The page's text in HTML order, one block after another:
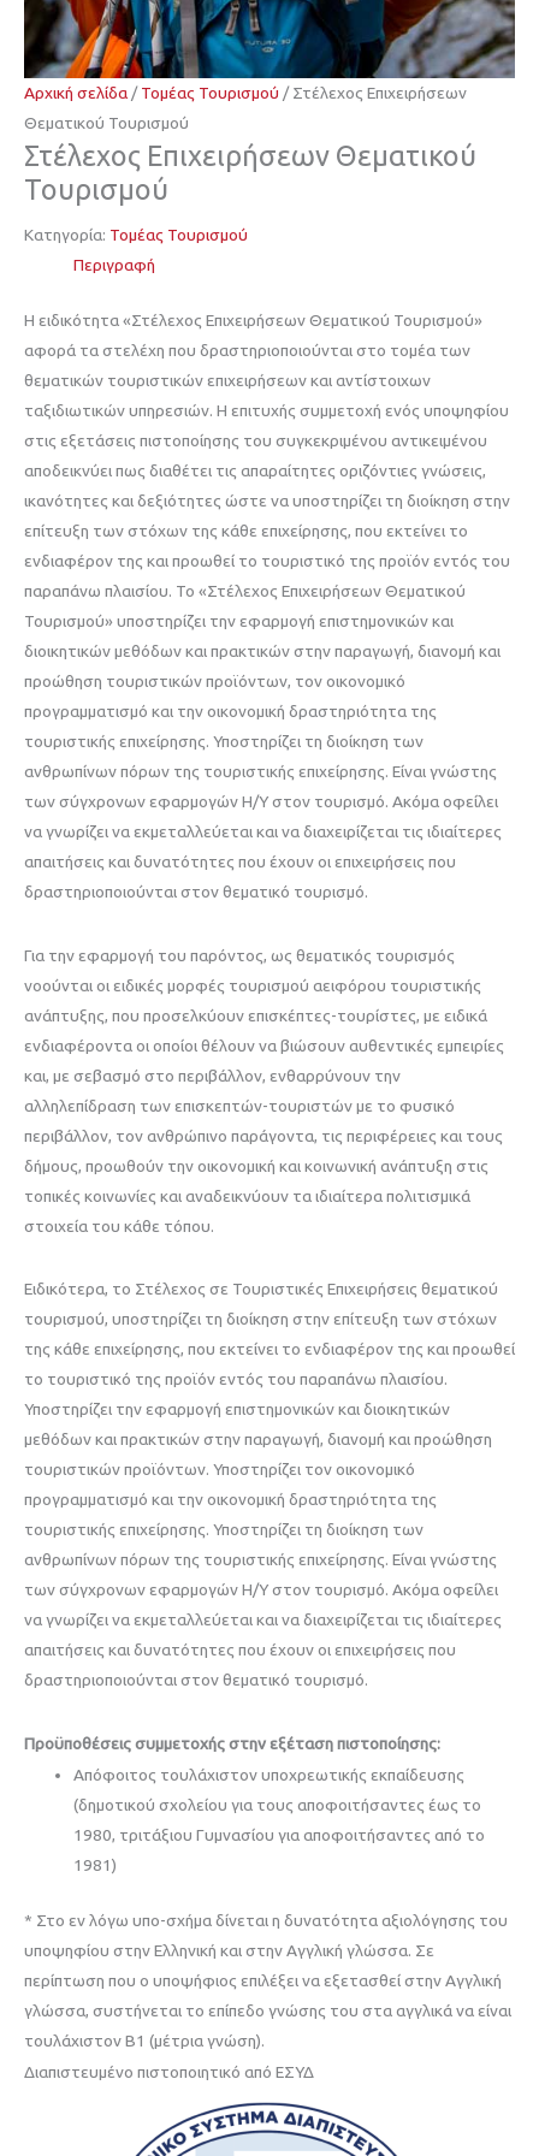
Αρχική σελίδα/Τομέας Τουρισμού / Στέλεχος Επιχειρήσεων
Θεματικού Τουρισμού
Στέλεχος Επιχειρήσεων Θεματικού
Τουρισμού
Κατηγορία: Τομέας Τουρισμού
Περιγραφή
Η ειδικότητα «Στέλεχος Επιχειρήσεων Θεματικού Τουρισμού»
αφορά τα στελέχη που δραστηριοποιούνται στο τομέα των
θεματικών τουριστικών επιχειρήσεων και αντίστοιχων
ταξιδιωτικών υπηρεσιών. Η επιτυχής συμμετοχή ενός υποψηφίου
στις εξετάσεις πιστοποίησης του συγκεκριμένου αντικειμένου
αποδεικνύει πως διαθέτει τις απαραίτητες οριζόντιες γνώσεις,
ικανότητες και δεξιότητες ώστε να υποστηρίζει τη διοίκηση στην
επίτευξη των στόχων της κάθε επιχείρησης, που εκτείνει το
ενδιαφέρον της και προωθεί το τουριστικό της προϊόν εντός του
παραπάνω πλαισίου. Το «Στέλεχος Επιχειρήσεων Θεματικού
Τουρισμού» υποστηρίζει την εφαρμογή επιστημονικών και
διοικητικών μεθόδων και πρακτικών στην παραγωγή, διανομή και
προώθηση τουριστικών προϊόντων, τον οικονομικό
προγραμματισμό και την οικονομική δραστηριότητα της
τουριστικής επιχείρησης. Υποστηρίζει τη διοίκηση των
ανθρωπίνων πόρων της τουριστικής επιχείρησης. Είναι γνώστης
των σύγχρονων εφαρμογών Η/Υ στον τουρισμό. Ακόμα οφείλει
να γνωρίζει να εκμεταλλεύεται και να διαχειρίζεται τις ιδιαίτερες
απαιτήσεις και δυνατότητες που έχουν οι επιχειρήσεις που
δραστηριοποιούνται στον θεματικό τουρισμό.
Για την εφαρμογή του παρόντος, ως θεματικός τουρισμός
νοούνται οι ειδικές μορφές τουρισμού αειφόρου τουριστικής
ανάπτυξης, που προσελκύουν επισκέπτες-τουρίστες, με ειδικά
ενδιαφέροντα οι οποίοι θέλουν να βιώσουν αυθεντικές εμπειρίες
και, με σεβασμό στο περιβάλλον, ενθαρρύνουν την
αλληλεπίδραση των επισκεπτών-τουριστών με το φυσικό
περιβάλλον, τον ανθρώπινο παράγοντα, τις περιφέρειες και τους
δήμους, προωθούν την οικονομική και κοινωνική ανάπτυξη στις
τοπικές κοινωνίες και αναδεικνύουν τα ιδιαίτερα πολιτισμικά
στοιχεία του κάθε τόπου.
Ειδικότερα, το Στέλεχος σε Τουριστικές Επιχειρήσεις θεματικού
τουρισμού, υποστηρίζει τη διοίκηση στην επίτευξη των στόχων
της κάθε επιχείρησης, που εκτείνει το ενδιαφέρον της και προωθεί
το τουριστικό της προϊόν εντός του παραπάνω πλαισίου.
Υποστηρίζει την εφαρμογή επιστημονικών και διοικητικών
μεθόδων και πρακτικών στην παραγωγή, διανομή και προώθηση
τουριστικών προϊόντων. Υποστηρίζει τον οικονομικό
προγραμματισμό και την οικονομική δραστηριότητα της
τουριστικής επιχείρησης. Υποστηρίζει τη διοίκηση των
ανθρωπίνων πόρων της τουριστικής επιχείρησης. Είναι γνώστης
των σύγχρονων εφαρμογών Η/Υ στον τουρισμό. Ακόμα οφείλει
να γνωρίζει να εκμεταλλεύεται και να διαχειρίζεται τις ιδιαίτερες
απαιτήσεις και δυνατότητες που έχουν οι επιχειρήσεις που
δραστηριοποιούνται στον θεματικό τουρισμό.
Προϋποθέσεις συμμετοχής στην εξέταση πιστοποίησης:
Απόφοιτος τουλάχιστον υποχρεωτικής εκπαίδευσης
(δημοτικού σχολείου για τους αποφοιτήσαντες έως το
1980, τριτάξιου Γυμνασίου για αποφοιτήσαντες από το
1981)
* Στο εν λόγω υπο-σχήμα δίνεται η δυνατότητα αξιολόγησης του
υποψηφίου στην Ελληνική και στην Αγγλική γλώσσα. Σε
περίπτωση που ο υποψήφιος επιλέξει να εξετασθεί στην Αγγλική
γλώσσα, συστήνεται το επίπεδο γνώσης του στα αγγλικά να είναι
τουλάχιστον Β1 (μέτρια γνώση).
Διαπιστευμένo πιστοποιητικό από ΕΣΥΔ